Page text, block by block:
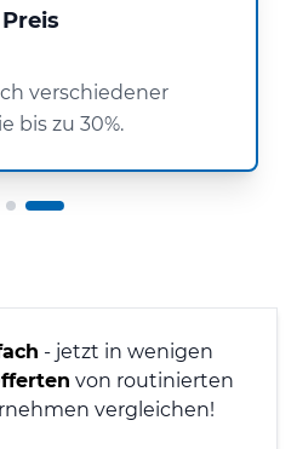
verschiedener
bis zu 30%.
- jetzt in wenigen
von routinierten
vergleichen!